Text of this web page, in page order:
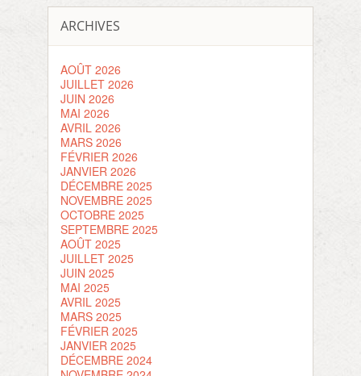
ARCHIVES
AOÛT 2026
JUILLET 2026
JUIN 2026
MAI 2026
AVRIL 2026
MARS 2026
FÉVRIER 2026
JANVIER 2026
DÉCEMBRE 2025
NOVEMBRE 2025
OCTOBRE 2025
SEPTEMBRE 2025
AOÛT 2025
JUILLET 2025
JUIN 2025
MAI 2025
AVRIL 2025
MARS 2025
FÉVRIER 2025
JANVIER 2025
DÉCEMBRE 2024